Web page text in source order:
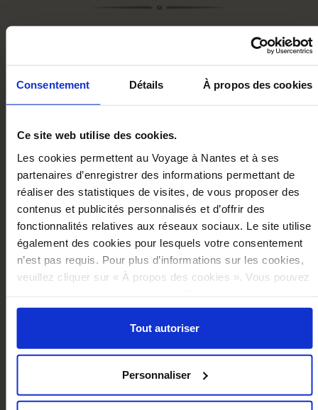
Consentement Détails À propos des cookies
Ce site web utilise des cookies.
Les cookies permettent au Voyage à Nantes et à ses
partenaires d’enregistrer des informations permettant de
réaliser des statistiques de visites, de vous proposer des
contenus et publicités personnalisés et d’offrir des
fonctionnalités relatives aux réseaux sociaux. Le site utilise
également des cookies pour lesquels votre consentement
n’est pas requis. Pour plus d’informations sur les cookies,
veuillez cliquer sur « À propos des cookies ». Vous pouvez
selon les finalités via l'onglet « Détails ». À tout moment,
vous pouvez modifier votre choix en cliquant sur le lien
« Cookies » en bas des pages du site.
Tout autoriser
Personnaliser
CLEVER MECHANICS SKETCHBOOK
€16.00
Add to cart